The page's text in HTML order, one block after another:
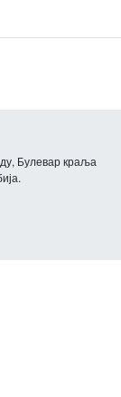
Булевар краља